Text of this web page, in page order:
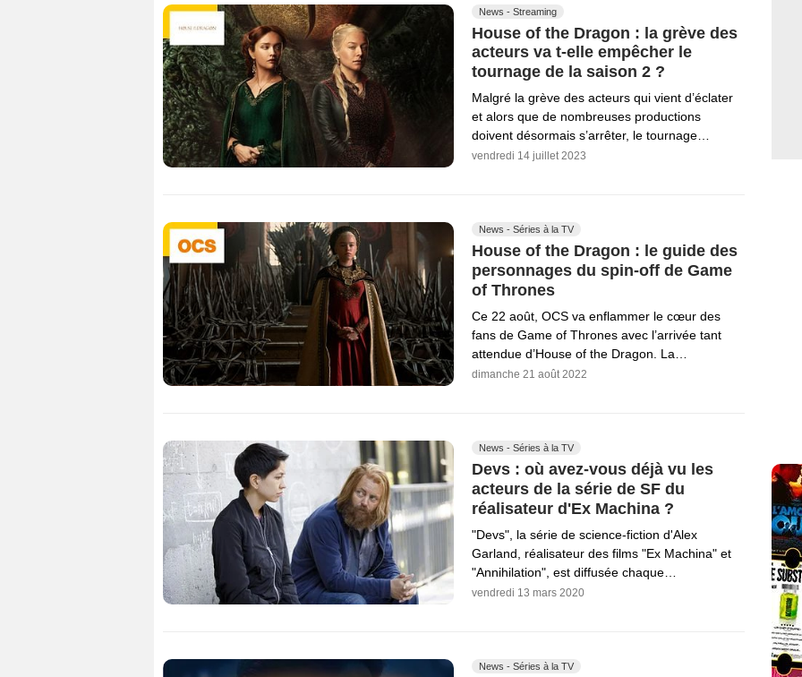
News - Streaming
House of the Dragon : la grève des
acteurs va t-elle empêcher le
tournage de la saison 2 ?
Malgré la grève des acteurs qui vient d’éclater
et alors que de nombreuses productions
doivent désormais s’arrêter, le tournage…
vendredi 14 juillet 2023
News - Séries à la TV
House of the Dragon : le guide des
personnages du spin-off de Game
of Thrones
Ce 22 août, OCS va enflammer le cœur des
fans de Game of Thrones avec l’arrivée tant
attendue d’House of the Dragon. La…
dimanche 21 août 2022
News - Séries à la TV
Devs : où avez-vous déjà vu les
acteurs de la série de SF du
réalisateur d'Ex Machina ?
"Devs", la série de science-fiction d'Alex
Garland, réalisateur des films "Ex Machina" et
"Annihilation", est diffusée chaque…
vendredi 13 mars 2020
News - Séries à la TV